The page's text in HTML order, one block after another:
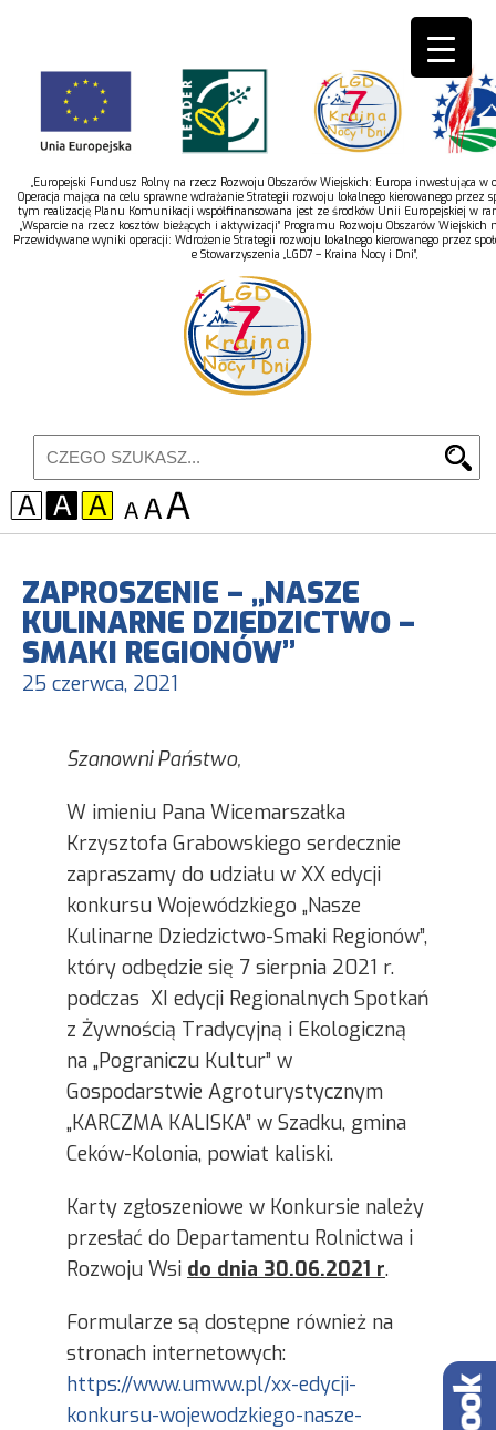
„Europejski Fundusz Rolny na rzecz Rozwoju Obszarów Wiejskich: Europa inwestująca w
Operacja mająca na celu sprawne wdrażanie Strategii rozwoju lokalnego kierowanego przez
tym realizację Planu Komunikacji współfinansowana jest ze środków Unii Europejskiej w
„Wsparcie na rzecz kosztów bieżących i aktywizacji” Programu Rozwoju Obszarów Wiejskich
Przewidywane wyniki operacji: Wdrożenie Strategii rozwoju lokalnego kierowanego przez
e Stowarzyszenia „LGD7 – Kraina Nocy i Dni”,
ZAPROSZENIE – „NASZE
KULINARNE DZIEDZICTWO –
SMAKI REGIONÓW”
25 czerwca, 2021
Szanowni Państwo,
W imieniu Pana Wicemarszałka
Krzysztofa Grabowskiego serdecznie
zapraszamy do udziału w XX edycji
konkursu Wojewódzkiego „Nasze
Kulinarne Dziedzictwo-Smaki Regionów”,
który odbędzie się 7 sierpnia 2021 r.
podczas XI edycji Regionalnych Spotkań
z Żywnością Tradycyjną i Ekologiczną
na „Pograniczu Kultur” w
Gospodarstwie Agroturystycznym
„KARCZMA KALISKA” w Szadku, gmina
Ceków-Kolonia, powiat kaliski.
Karty zgłoszeniowe w Konkursie należy
przesłać do Departamentu Rolnictwa i
Rozwoju Wsi do dnia 30.06.2021 r.
Formularze są dostępne również na
stronach internetowych:
https://www.umww.pl/xx-edycji-
konkursu-wojewodzkiego-nasze-